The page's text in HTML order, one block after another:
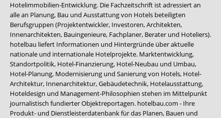
Hotelimmobilien-Entwicklung. Die Fachzeitschrift ist adressiert an
alle an Planung, Bau und Ausstattung von Hotels beteiligten
Berufsgruppen (Projektentwickler, Investoren, Architekten,
Innenarchitekten, Bauingenieure, Fachplaner, Berater und Hoteliers).
hotelbau liefert Informationen und Hintergründe über aktuelle
nationale und internationale Hotelprojekte. Marktentwicklung,
Standortpolitik, Hotel-Finanzierung, Hotel-Neubau und Umbau,
Hotel-Planung, Modernisierung und Sanierung von Hotels, Hotel-
Architektur, Innenarchitektur, Gebäudetechnik, Hotelausstattung,
Hoteldesign und Management-Philosophien stehen im Mittelpunkt
journalistisch fundierter Objektreportagen. hotelbau.com - Ihre
Produkt- und Dienstleisterdatenbank für das Planen, Bauen und